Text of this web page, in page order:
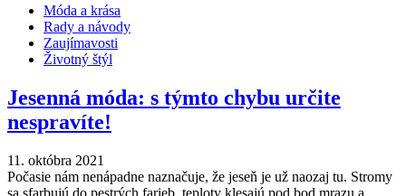
Móda a krása
Rady a návody
Zaujímavosti
Životný štýl
Jesenná móda: s týmto chybu určite
nespravíte!
11. októbra 2021
Počasie nám nenápadne naznačuje, že jeseň je už naozaj tu. Stromy
sa sfarbujú do pestrých farieb, teploty klesajú pod bod mrazu a